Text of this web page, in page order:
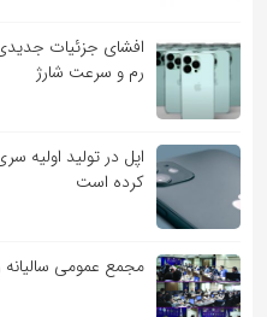
رم و سرعت شارژ
کرده است
مجمع عمومی سالیانه